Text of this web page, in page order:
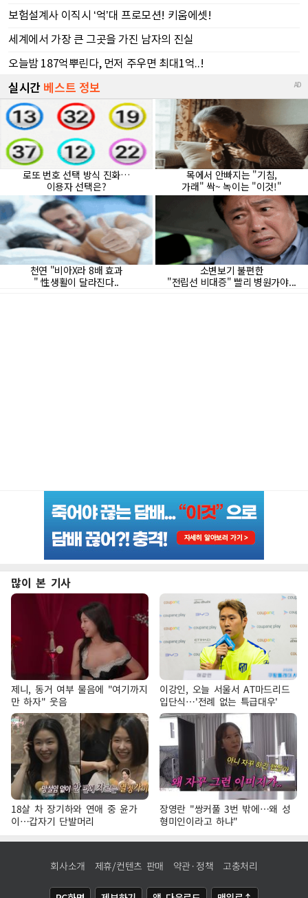
많이 본 기사
제니, 동거 여부 물음에 "여기까지
만 하자" 웃음
이강인, 오늘 서울서 AT마드리드
입단식…'전례 없는 특급대우'
18살 차 장기하와 연애 중 윤가
이…갑자기 단발머리
장영란 "쌍커풀 3번 밖에…왜 성
형미인이라고 하냐"
회사소개 제휴/컨텐츠 판매 약관·정책 고충처리